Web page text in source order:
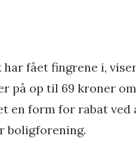
fået fingrene i,
på op til 69 kroner om
en form for rabat ved
boligforening.